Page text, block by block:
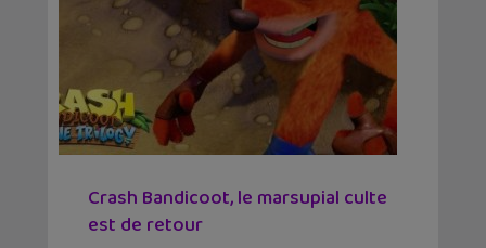
Crash Bandicoot, le marsupial culte
est de retour